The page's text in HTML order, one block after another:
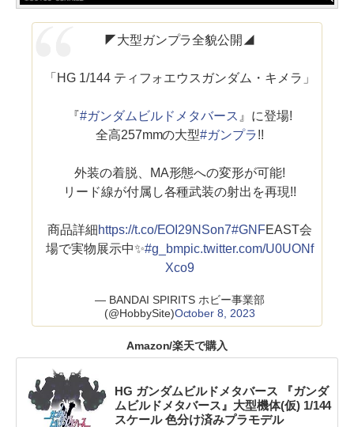
◤大型ガンプラ全貌公開◢
「HG 1/144 ティフォエウスガンダム・キメラ」
『#ガンダムビルドメタバース 』に登場!
全高257mmの大型#ガンプラ!!
外装の着脱、MA形態への変形が可能!
リード線が付属し各種武装の射出を再現!!
商品詳細https://t.co/EOI29NSon7#GNFEAST会
場で実物展示中✨#g_bmpic.twitter.com/U0UONf
Xco9
— BANDAI SPIRITS ホビー事業部
(@HobbySite)October 8, 2023
Amazon/楽天で購入
HG ガンダムビルドメタバース 『ガンダ
ムビルドメタバース』大型機体(仮) 1/144
スケール 色分け済みプラモデル